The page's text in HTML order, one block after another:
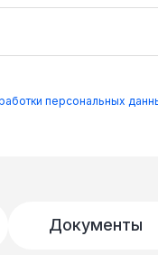
персональных
Документы